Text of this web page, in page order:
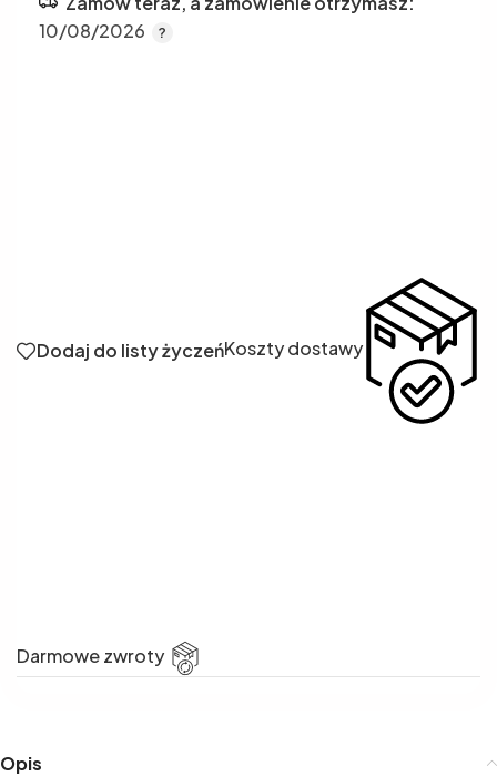
10/08/2026
Dodaj do listy życzeńKoszty dostawy
Darmowe zwroty
Opis